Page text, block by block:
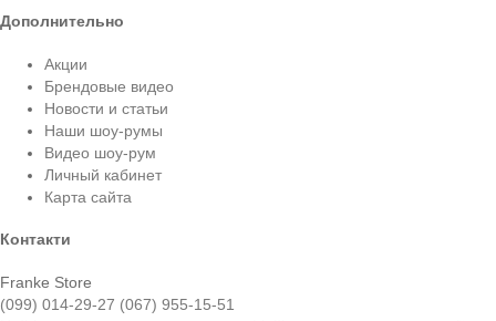
Дополнительно
Акции
Брендовые видео
Новости и статьи
Наши шоу-румы
Видео шоу-рум
Личный кабинет
Карта сайта
Контакти
Franke Store
(099) 014-29-27 (067) 955-15-51